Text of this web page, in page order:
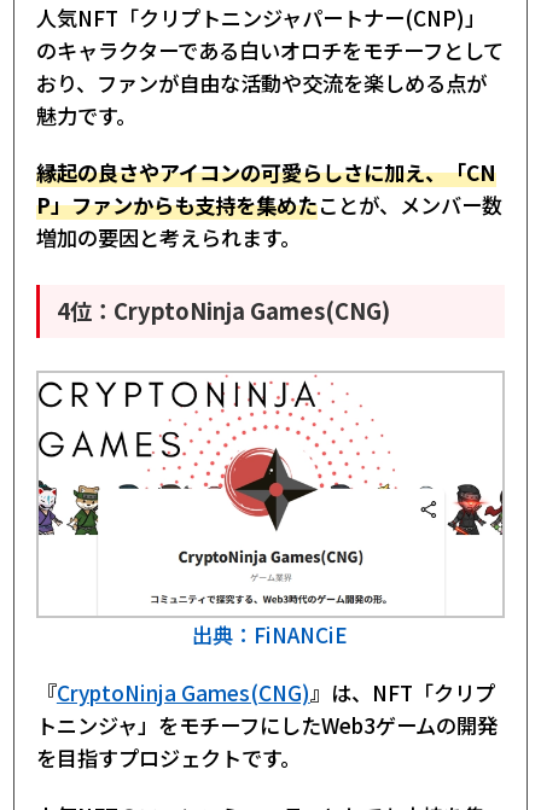
人気NFT「クリプトニンジャパートナー(CNP)」
のキャラクターである白いオロチをモチーフとして
おり、ファンが自由な活動や交流を楽しめる点が
魅力です。
縁起の良さやアイコンの可愛らしさに加え、「CN
P」ファンからも支持を集めたことが、メンバー数
増加の要因と考えられます。
4位：CryptoNinja Games(CNG)
出典：FiNANCiE
『CryptoNinja Games(CNG)』は、NFT「クリプ
トニンジャ」をモチーフにしたWeb3ゲームの開発
を目指すプロジェクトです。